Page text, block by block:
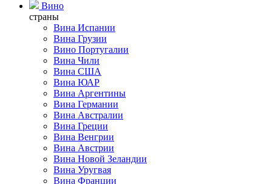
Вино
страны
Вина Испании
Вина Грузии
Вино Португалии
Вина Чили
Вина США
Вина ЮАР
Вина Аргентины
Вина Германии
Вина Австралии
Вина Греции
Вина Венгрии
Вина Австрии
Вина Новой Зеландии
Вина Уругвая
Вина Франции